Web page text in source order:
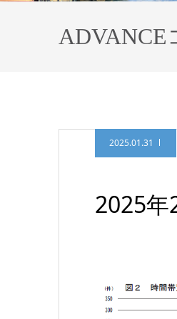
ADVANCE
2025.01.31
2025